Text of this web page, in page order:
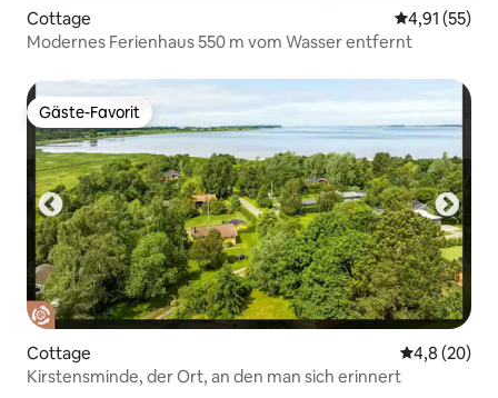
Cottage
4,91 (55)
Modernes Ferienhaus 550 m vom Wasser entfernt
Gäste-Favorit
Gäste-Favorit
Cottage
4,8 (20)
Kirstensminde, der Ort, an den man sich erinnert